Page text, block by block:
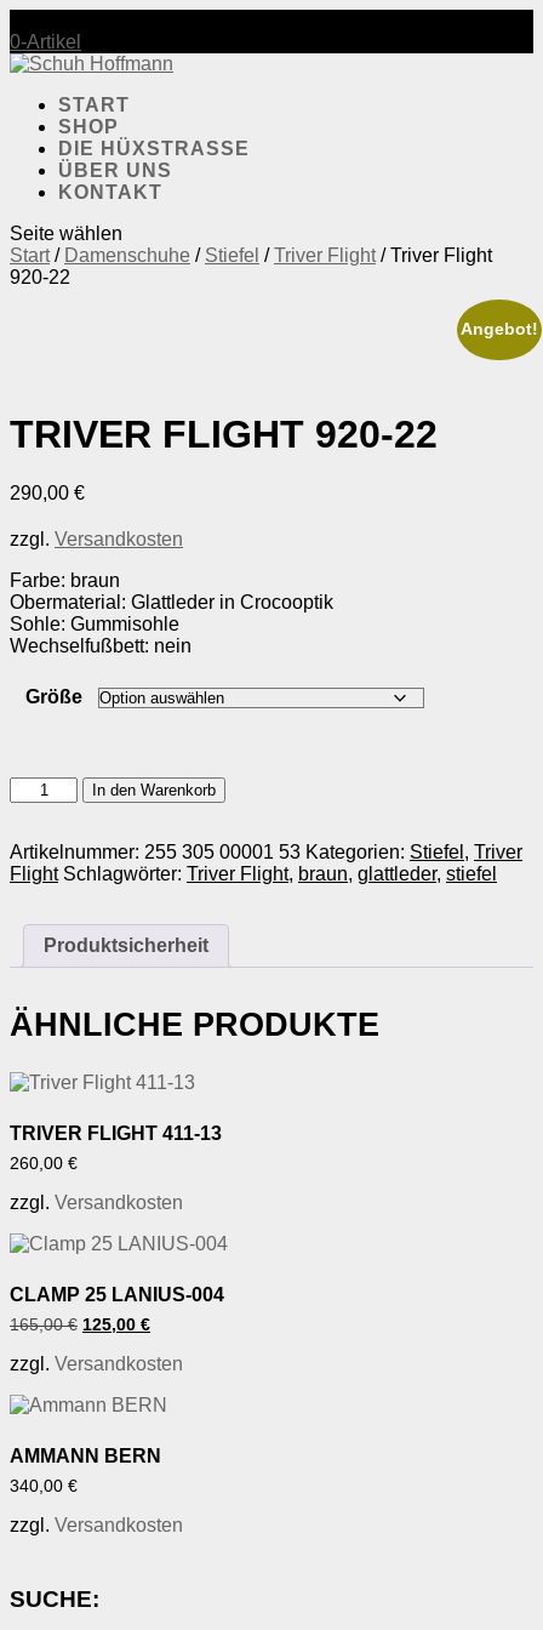
0-Artikel
START
SHOP
DIE HÜXSTRASSE
ÜBER UNS
KONTAKT
Seite wählen
Start/ Damenschuhe / Stiefel /Triver Flight/ Triver Flight
920-22
TRIVER FLIGHT 920-22
290,00 €
zzgl. Versandkosten
Farbe: braun
Obermaterial: Glattleder in Crocooptik
Sohle: Gummisohle
Wechselfußbett: nein
Größe
Triver
Flight
22
Menge
In den Warenkorb
Artikelnummer: 255 305 00001 53 Kategorien: Stiefel , Triver
Flight Schlagwörter: Triver Flight, braun, glattleder, stiefel
Produktsicherheit
ÄHNLICHE PRODUKTE
TRIVER FLIGHT 411-13
260,00 €
zzgl. Versandkosten
Angebot!
CLAMP 25 LANIUS-004
165,00€ Ursprünglicher
war:
125,00 €Aktueller
ist:
zzgl. Versandkosten
AMMANN BERN
340,00 €
zzgl. Versandkosten
SUCHE: